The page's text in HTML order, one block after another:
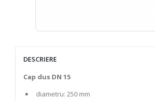
DESCRIERE
Cap dus DN 15
diametru: 250 mm